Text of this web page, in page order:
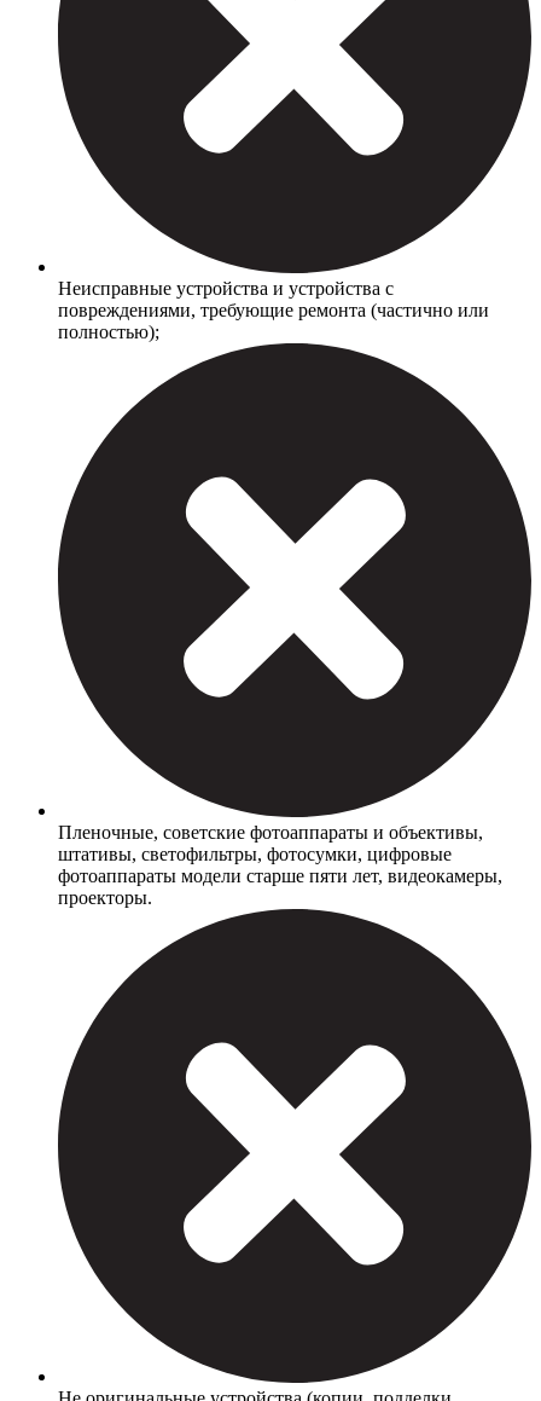
Неисправные устройства и устройства с
повреждениями, требующие ремонта (частично или
полностью);
Пленочные, советские фотоаппараты и объективы,
штативы, светофильтры, фотосумки, цифровые
фотоаппараты модели старше пяти лет, видеокамеры,
проекторы.